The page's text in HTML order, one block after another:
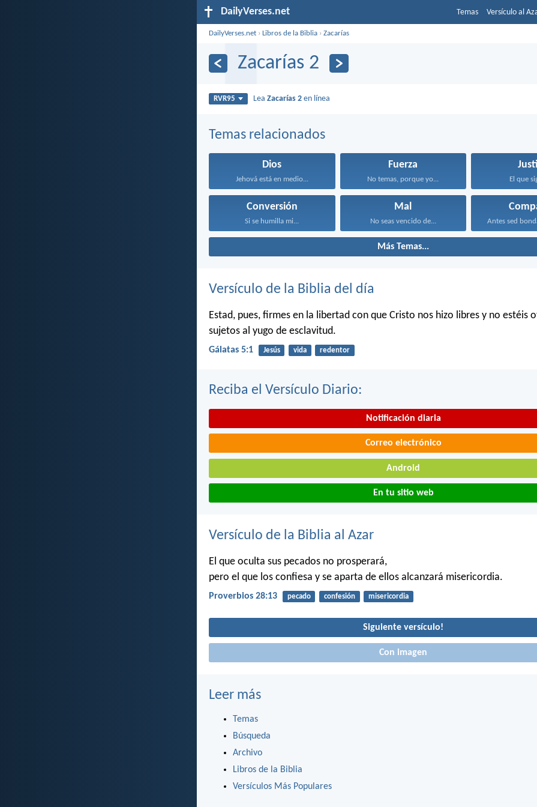
DailyVerses.net Temas Versículo al
DailyVerses.net ›Libros de la Biblia ›Zacarías
Zacarías 2
RVR95 LeaZacarías 2 en línea
Temas relacionados
Dios
Jehová está en medio...
Fuerza
No temas, porque yo... El que
Conversión
Si se humilla mi...
Mal
No seas vencido de... Antes sed
Más Temas...
Versículo de la Biblia del día
Estad, pues, firmes en la libertad con que Cristo nos hizo libres y no estéis
sujetos al yugo de esclavitud.
Gálatas 5:1 Jesús vida redentor
Reciba el Versículo Diario:
Notificación diaria
Correo electrónico
Android
En tu sitio web
Versículo de la Biblia al Azar
El que oculta sus pecados no prosperará,
pero el que los confiesa y se aparta de ellos alcanzará misericordia.
Proverbios 28:13 pecado confesión misericordia
Siguiente versículo!
Con imagen
Leer más
Temas
Búsqueda
Archivo
Libros de la Biblia
Versículos Más Populares